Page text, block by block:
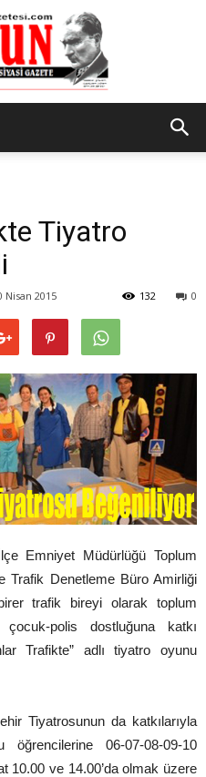
GazetesiTiyatro
Nisan 2015 0
132
Emniyet Müdürlüğü Toplum
Trafik Denetleme Büro Amirliği
trafik bireyi olarak toplum
polis dostluğuna katkı
Trafikte” adlı tiyatro oyunu
Tiyatrosunun da katkılarıyla
öğrencilerine 06-07-08-09-10
10.00 ve 14.00’da olmak üzere